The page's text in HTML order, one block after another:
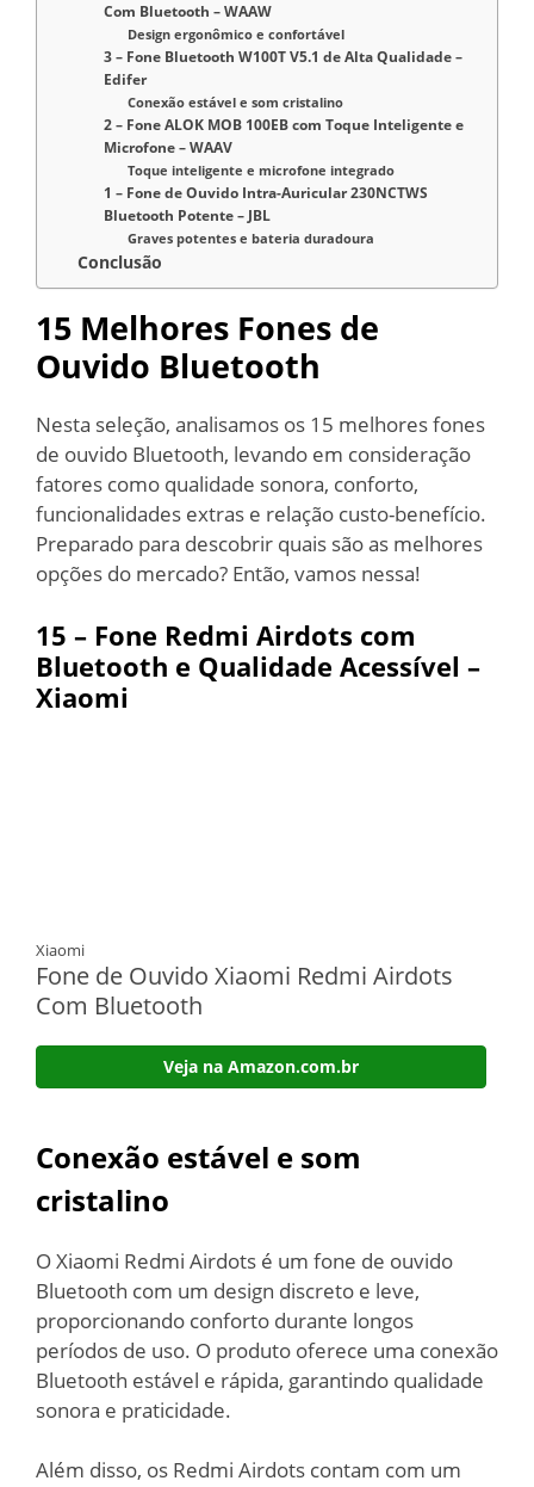
Com Bluetooth – WAAW
Design ergonômico e confortável
3 – Fone Bluetooth W100T V5.1 de Alta Qualidade –
Edifer
Conexão estável e som cristalino
2 – Fone ALOK MOB 100EB com Toque Inteligente e
Microfone – WAAV
Toque inteligente e microfone integrado
1 – Fone de Ouvido Intra-Auricular 230NCTWS
Bluetooth Potente – JBL
Graves potentes e bateria duradoura
Conclusão
15 Melhores Fones de
Ouvido Bluetooth
Nesta seleção, analisamos os 15 melhores fones
de ouvido Bluetooth, levando em consideração
fatores como qualidade sonora, conforto,
funcionalidades extras e relação custo-benefício.
Preparado para descobrir quais são as melhores
opções do mercado? Então, vamos nessa!
15 – Fone Redmi Airdots com
Bluetooth e Qualidade Acessível –
Xiaomi
Xiaomi
Fone de Ouvido Xiaomi Redmi Airdots
Com Bluetooth
Veja na Amazon.com.br
Conexão estável e som
cristalino
O Xiaomi Redmi Airdots é um fone de ouvido
Bluetooth com um design discreto e leve,
proporcionando conforto durante longos
períodos de uso. O produto oferece uma conexão
Bluetooth estável e rápida, garantindo qualidade
sonora e praticidade.
Além disso, os Redmi Airdots contam com um